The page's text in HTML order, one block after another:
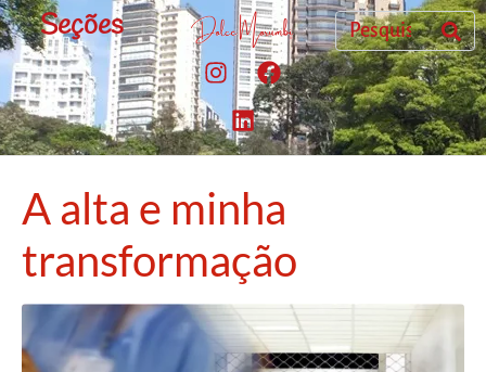
Seções
A alta e minha
transformação